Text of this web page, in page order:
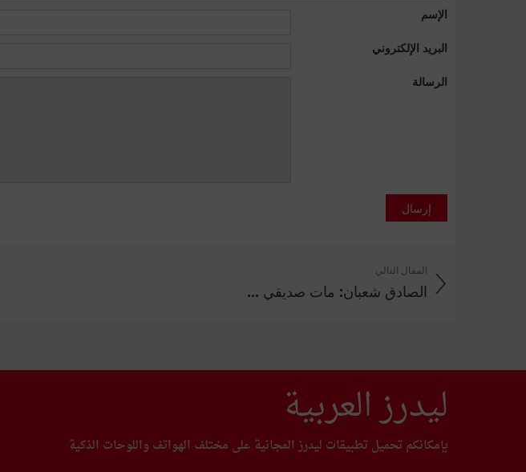
الإسم
البريد الإلكتروني
الرسالة
إرسال
المقال التالي
الصادق شعبان: مات صديقي ...
ليدرز العربية
بإمكانكم تحميل تطبيقات ليدرز المجانية على مختلف الهواتف واللوحات الذكية